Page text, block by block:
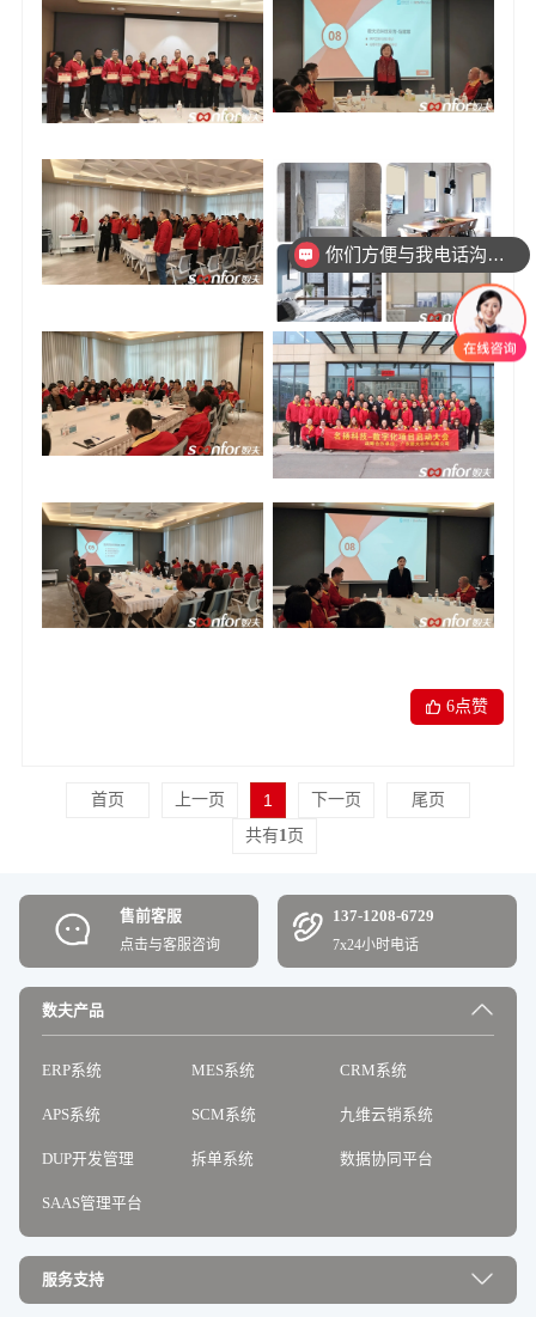
6点赞
首页 上一页 1 下一页
尾页
共有1 页
售前客服
点击与客服咨询
137-1208-6729
7x24小时电话
数夫产品
ERP系统 MES系统 CRM系统
APS系统 SCM系统 九维云销系统
DUP开发管理 拆单系统 数据协同平台
SAAS管理平台
服务支持
你们方便与我电话沟通吗